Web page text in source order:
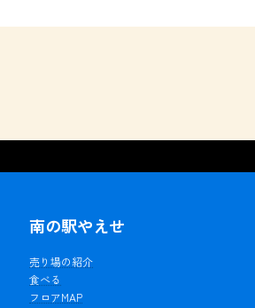
南の駅やえせ
売り場の紹介
食べる
フロアMAP